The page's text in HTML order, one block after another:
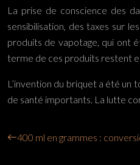
La prise de conscience des
sensibilisation, des taxes sur
produits de vapotage, qui ont
terme de ces produits restent
L’invention du briquet a été un
de santé importants. La lutte
400 ml en grammes :